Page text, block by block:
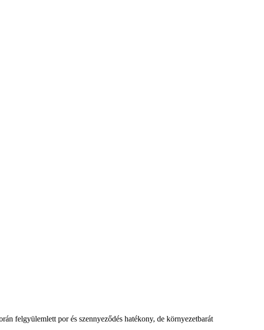
felgyülemlett por és szennyeződés hatékony, de környezetbarát